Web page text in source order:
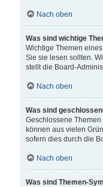
Nach oben
Was sind wichtige
Wichtige Themen
Sie sie lesen sollten.
stellt die Board-
Nach oben
Was sind
Geschlossene
können aus vielen
sofern dies durch die
Nach oben
Was sind Themen-